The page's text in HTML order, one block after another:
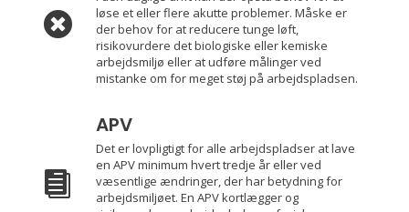

løse et eller flere akutte problemer. Måske er
der behov for at reducere tunge løft,
risikovurdere det biologiske eller kemiske
arbejdsmiljø eller at udføre målinger ved
mistanke om for meget støj på arbejdspladsen.

APV
Det er lovpligtigt for alle arbejdspladser at lave
en APV minimum hvert tredje år eller ved
væsentlige ændringer, der har betydning for
arbejdsmiljøet. En APV kortlægger og